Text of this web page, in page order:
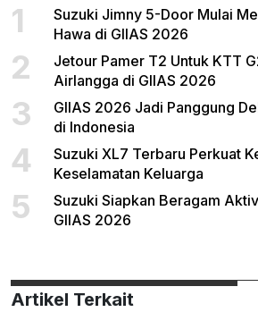
1
Suzuki Jimny 5-Door Mulai
Hawa di GIIAS 2026
2
Jetour Pamer T2 Untuk KTT
Airlangga di GIIAS 2026
3
GIIAS 2026 Jadi Panggung
di Indonesia
4
Suzuki XL7 Terbaru Perkuat
Keselamatan Keluarga
5
Suzuki Siapkan Beragam
GIIAS 2026
Artikel Terkait